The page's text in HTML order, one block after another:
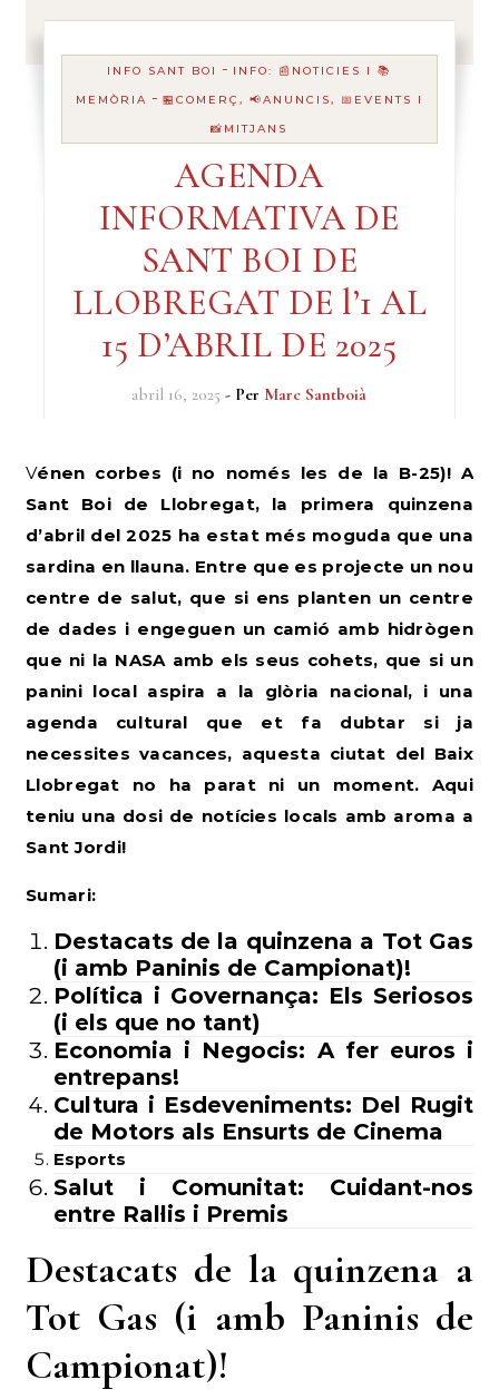
INFO SANT BOI - INFO: 📰NOTICIES I 📚
MEMÒRIA - 🏪COMERÇ, 📢ANUNCIS, 📅EVENTS I
📸MITJANS
AGENDA
INFORMATIVA DE
SANT BOI DE
LLOBREGAT DE l’1 AL
15 D’ABRIL DE 2025
abril 16, 2025 - Per Marc Santboià
Vénen corbes (i no només les de la B-25)! A
Sant Boi de Llobregat, la primera quinzena
d’abril del 2025 ha estat més moguda que una
sardina en llauna. Entre que es projecte un nou
centre de salut, que si ens planten un centre
de dades i engeguen un camió amb hidrògen
que ni la NASA amb els seus cohets, que si un
panini local aspira a la glòria nacional, i una
agenda cultural que et fa dubtar si ja
necessites vacances, aquesta ciutat del Baix
Llobregat no ha parat ni un moment. Aqui
teniu una dosi de notícies locals amb aroma a
Sant Jordi!
Sumari:
Destacats de la quinzena a Tot Gas
(i amb Paninis de Campionat)!
Política i Governança: Els Seriosos
(i els que no tant)
Economia i Negocis: A fer euros i
entrepans!
Cultura i Esdeveniments: Del Rugit
de Motors als Ensurts de Cinema
Esports
Salut i Comunitat: Cuidant-nos
entre Ral·lis i Premis
Destacats de la quinzena a
Tot Gas (i amb Paninis de
Campionat)!